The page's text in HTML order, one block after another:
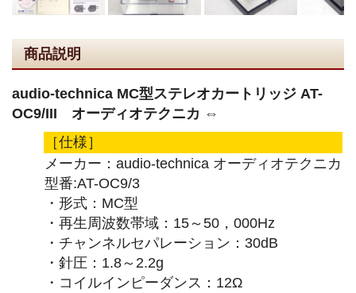
商品説明
audio-technica MC型ステレオカートリッジ AT-
OC9/III オーディオテクニカ ⇔
［仕様］
メーカー：audio-technica オーディオテクニカ
型番:AT-OC9/3
・形式：MC型
・再生周波数帯域：15～50，000Hz
・チャンネルセパレーション：30dB
・針圧：1.8～2.2g
・コイルインピーダンス：12Ω